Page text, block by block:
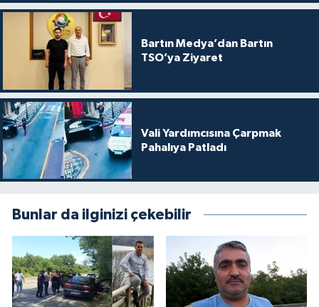
Bartın Medya’dan Bartın
TSO’ya Ziyaret
Vali Yardımcısına Çarpmak
Pahalıya Patladı
Bunlar da ilginizi çekebilir